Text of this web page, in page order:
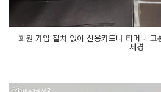
회원 가입 절차 없이 신용카드나 티머니
세경